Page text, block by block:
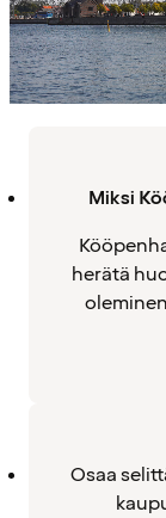
Miksi
herätä
Osaa